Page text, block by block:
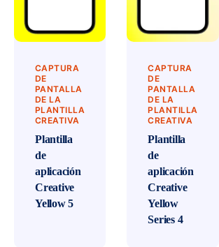
CAPTURA
DE
PANTALLA
DE LA
PLANTILLA
CREATIVA
Plantilla
de
aplicación
Creative
Yellow 5
CAPTURA
DE
PANTALLA
DE LA
PLANTILLA
CREATIVA
Plantilla
de
aplicación
Creative
Yellow
Series 4